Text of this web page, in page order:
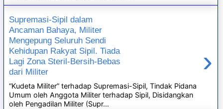
Supremasi-Sipil dalam
Ancaman Bahaya, Militer
Mengepung Seluruh Sendi
Kehidupan Rakyat Sipil. Tiada
Lagi Zona Steril-Bersih-Bebas
dari Militer
›
“Kudeta Militer” terhadap Supremasi-Sipil, Tindak Pidana
Umum oleh Anggota Militer terhadap Sipil, Disidangkan
oleh Pengadilan Militer (Supr...